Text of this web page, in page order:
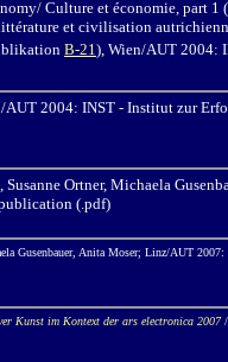
Culture et économie, part 1
et civilisation
B-21), Wien/AUT 2004:
AUT 2004: INST - Institut zur
Susanne Ortner, Michaela
(.pdf)
Gusenbauer, Anita Moser; Linz/AUT
Kunst im Kontext der ars electronica 2007/